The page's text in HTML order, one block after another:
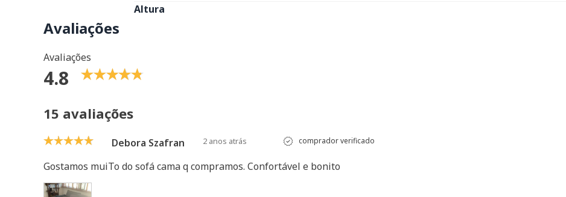
Altura
Avaliações
Avaliações
4.8
15 avaliações
Debora Szafran 2 anos atrás comprador verificado
Gostamos muiTo do sofá cama q compramos. Confortável e bonito